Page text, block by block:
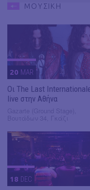
ΜΟΥΣΙΚΗ
20 MAR
Οι The Last
live στην Αθήνα
18 DEC